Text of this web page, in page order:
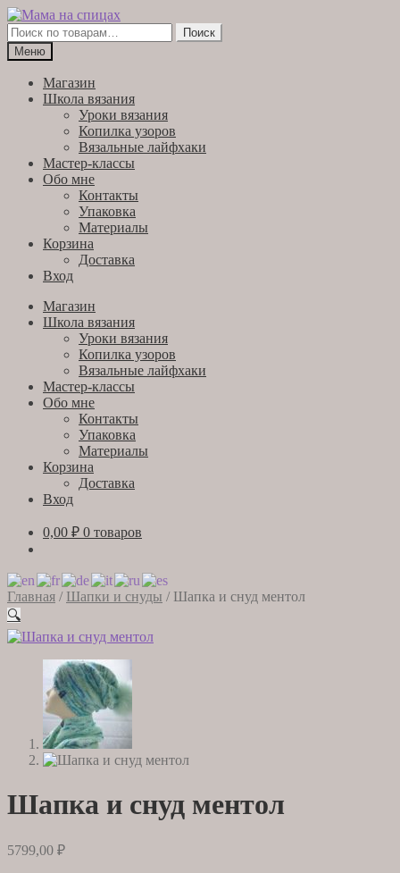
Перейти
к
навигации
Перейти
к
содержимому
Искать:
Поиск
Меню
Магазин
Школа вязания
Уроки вязания
Копилка узоров
Вязальные лайфхаки
Мастер-классы
Обо мне
Контакты
Упаковка
Материалы
Корзина
Доставка
Вход
Магазин
Школа вязания
Уроки вязания
Копилка узоров
Вязальные лайфхаки
Мастер-классы
Обо мне
Контакты
Упаковка
Материалы
Корзина
Доставка
Вход
0,00 ₽ 0 товаров
Главная / Шапки и снуды / Шапка и снуд ментол
🔍
Шапка и снуд ментол
5799,00 ₽